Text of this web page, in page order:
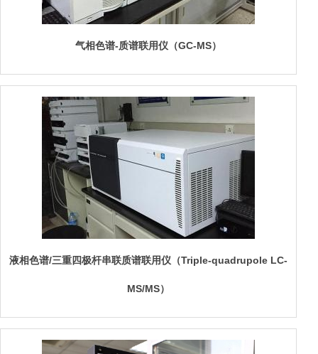
气相色谱-质谱联用仪（GC-MS）
液相色谱/三重四极杆串联质谱联用仪（Triple-quadrupole LC-
MS/MS）